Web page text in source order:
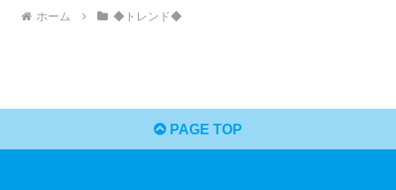
ホーム ◆トレンド◆
PAGE TOP